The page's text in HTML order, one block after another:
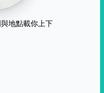
地點載你上下